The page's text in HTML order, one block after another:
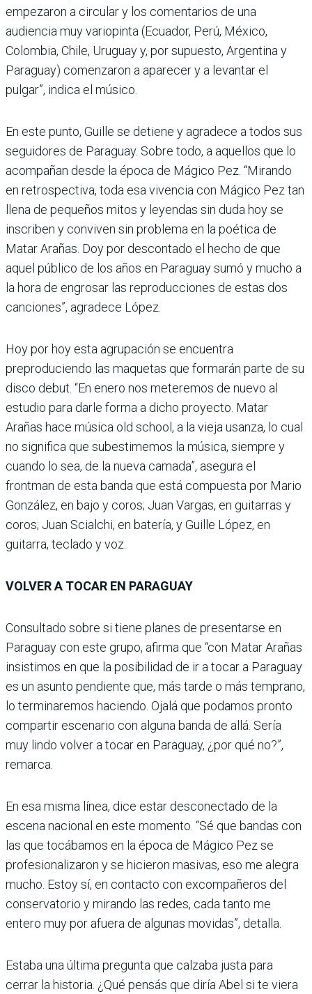
empezaron a circular y los comentarios de una
audiencia muy variopinta (Ecuador, Perú, México,
Colombia, Chile, Uruguay y, por supuesto, Argentina y
Paraguay) comenzaron a aparecer y a levantar el
pulgar”, indica el músico.
En este punto, Guille se detiene y agradece a todos sus
seguidores de Paraguay. Sobre todo, a aquellos que lo
acompañan desde la época de Mágico Pez. “Mirando
en retrospectiva, toda esa vivencia con Mágico Pez tan
llena de pequeños mitos y leyendas sin duda hoy se
inscriben y conviven sin problema en la poética de
Matar Arañas. Doy por descontado el hecho de que
aquel público de los años en Paraguay sumó y mucho a
la hora de engrosar las reproducciones de estas dos
canciones”, agradece López.
Hoy por hoy esta agrupación se encuentra
preproduciendo las maquetas que formarán parte de su
disco debut. “En enero nos meteremos de nuevo al
estudio para darle forma a dicho proyecto. Matar
Arañas hace música old school, a la vieja usanza, lo cual
no significa que subestimemos la música, siempre y
cuando lo sea, de la nueva camada”, asegura el
frontman de esta banda que está compuesta por Mario
González, en bajo y coros; Juan Vargas, en guitarras y
coros; Juan Scialchi, en batería, y Guille López, en
guitarra, teclado y voz.
VOLVER A TOCAR EN PARAGUAY
Consultado sobre si tiene planes de presentarse en
Paraguay con este grupo, afirma que “con Matar Arañas
insistimos en que la posibilidad de ir a tocar a Paraguay
es un asunto pendiente que, más tarde o más temprano,
lo terminaremos haciendo. Ojalá que podamos pronto
compartir escenario con alguna banda de allá. Sería
muy lindo volver a tocar en Paraguay, ¿por qué no?”,
remarca.
En esa misma línea, dice estar desconectado de la
escena nacional en este momento. “Sé que bandas con
las que tocábamos en la época de Mágico Pez se
profesionalizaron y se hicieron masivas, eso me alegra
mucho. Estoy sí, en contacto con excompañeros del
conservatorio y mirando las redes, cada tanto me
entero muy por afuera de algunas movidas”, detalla.
Estaba una última pregunta que calzaba justa para
cerrar la historia. ¿Qué pensás que diría Abel si te viera